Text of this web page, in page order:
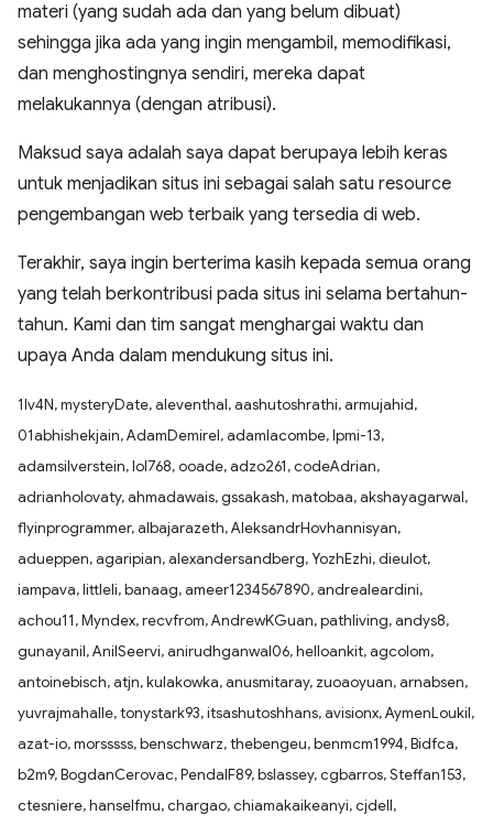
materi (yang sudah ada dan yang belum dibuat)
sehingga jika ada yang ingin mengambil, memodifikasi,
dan menghostingnya sendiri, mereka dapat
melakukannya (dengan atribusi).
Maksud saya adalah saya dapat berupaya lebih keras
untuk menjadikan situs ini sebagai salah satu resource
pengembangan web terbaik yang tersedia di web.
Terakhir, saya ingin berterima kasih kepada semua orang
yang telah berkontribusi pada situs ini selama bertahun-
tahun. Kami dan tim sangat menghargai waktu dan
upaya Anda dalam mendukung situs ini.
1Iv4N, mysteryDate, aleventhal, aashutoshrathi, armujahid,
01abhishekjain, AdamDemirel, adamlacombe, lpmi-13,
adamsilverstein, lol768, ooade, adzo261, codeAdrian,
adrianholovaty, ahmadawais, gssakash, matobaa, akshayagarwal,
flyinprogrammer, albajarazeth, AleksandrHovhannisyan,
adueppen, agaripian, alexandersandberg, YozhEzhi, dieulot,
iampava, littleli, banaag, ameer1234567890, andrealeardini,
achou11, Myndex, recvfrom, AndrewKGuan, pathliving, andys8,
gunayanil, AnilSeervi, anirudhganwal06, helloankit, agcolom,
antoinebisch, atjn, kulakowka, anusmitaray, zuoaoyuan, arnabsen,
yuvrajmahalle, tonystark93, itsashutoshhans, avisionx, AymenLoukil,
azat-io, morsssss, benschwarz, thebengeu, benmcm1994, Bidfca,
b2m9, BogdanCerovac, PendalF89, bslassey, cgbarros, Steffan153,
ctesniere, hanselfmu, chargao, chiamakaikeanyi, cjdell,